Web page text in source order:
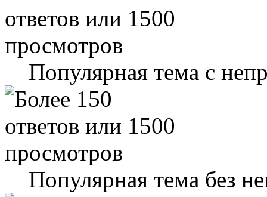
Популярная тема с
Популярная тема без